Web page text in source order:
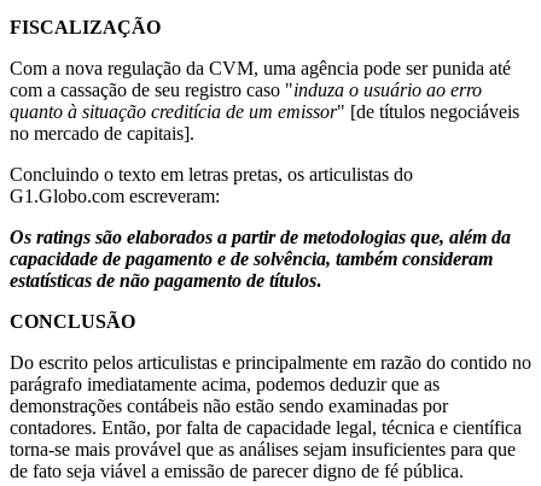
FISCALIZAÇÃO
Com a nova regulação da CVM, uma agência pode ser punida até
com a cassação de seu registro caso "induza o usuário ao erro
quanto à situação creditícia de um emissor" [de títulos negociáveis
no mercado de capitais].
Concluindo o texto em letras pretas, os articulistas do
G1.Globo.com escreveram:
Os ratings são elaborados a partir de metodologias que, além da
capacidade de pagamento e de solvência, também consideram
estatísticas de não pagamento de títulos.
CONCLUSÃO
Do escrito pelos articulistas e principalmente em razão do contido no
parágrafo imediatamente acima, podemos deduzir que as
demonstrações contábeis não estão sendo examinadas por
contadores. Então, por falta de capacidade legal, técnica e científica
torna-se mais provável que as análises sejam insuficientes para que
de fato seja viável a emissão de parecer digno de fé pública.